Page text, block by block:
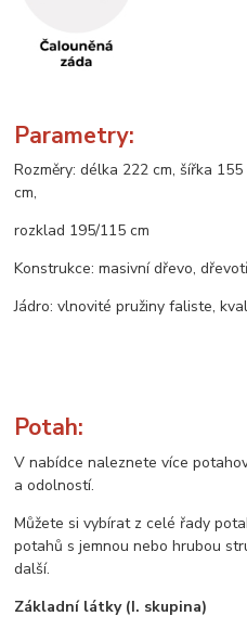
Parametry:
Rozměry: délka 222 cm, šířka
cm,
rozklad 195/115 cm
Konstrukce: masivní dřevo,
Jádro: vlnovité pružiny faliste,
Potah:
V nabídce naleznete více
a odolností.
Můžete si vybírat z celé řady
potahů s jemnou nebo hrubou
další.
Základní látky (I. skupina)